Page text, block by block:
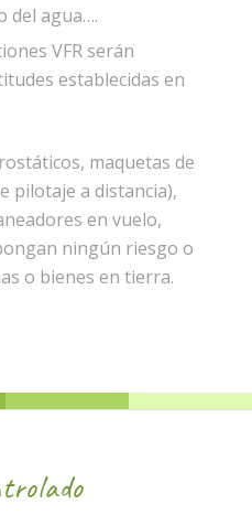
del agua….
VFR serán
establecidas en
maquetas de
pilotaje a distancia),
en vuelo,
ningún riesgo o
o bienes en tierra.